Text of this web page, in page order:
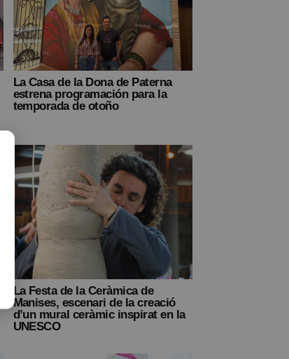
La Casa de la Dona de Paterna
estrena programación para la
temporada de otoño
La Festa de la Ceràmica de
Manises, escenari de la creació
d’un mural ceràmic inspirat en la
UNESCO